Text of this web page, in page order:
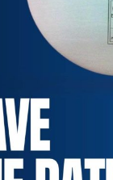
a confirmação
através